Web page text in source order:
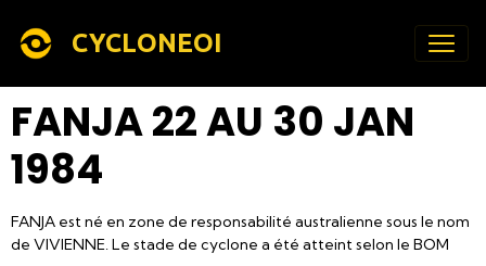
CYCLONEOI
FANJA 22 AU 30 JAN
1984
FANJA est né en zone de responsabilité australienne sous le nom
de VIVIENNE. Le stade de cyclone a été atteint selon le BOM